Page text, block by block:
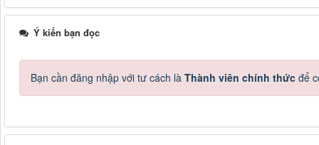
Ý kiến bạn đọc
Bạn cần đăng nhập với tư cách là Thành viên chính thức để